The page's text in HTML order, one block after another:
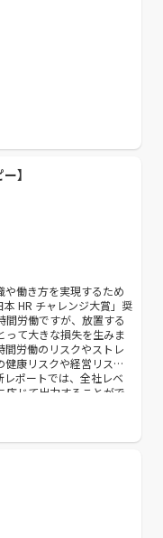
】
や働き方を実現するため
HR チャレンジ大賞」奨
間労働ですが、放置する
って大きな損失を生みま
間労働のリスクやストレ
健康リスクや経営リス
ポートでは、全社レベ
応じて出力することがで
ることもできます。労
現場がどのような状況